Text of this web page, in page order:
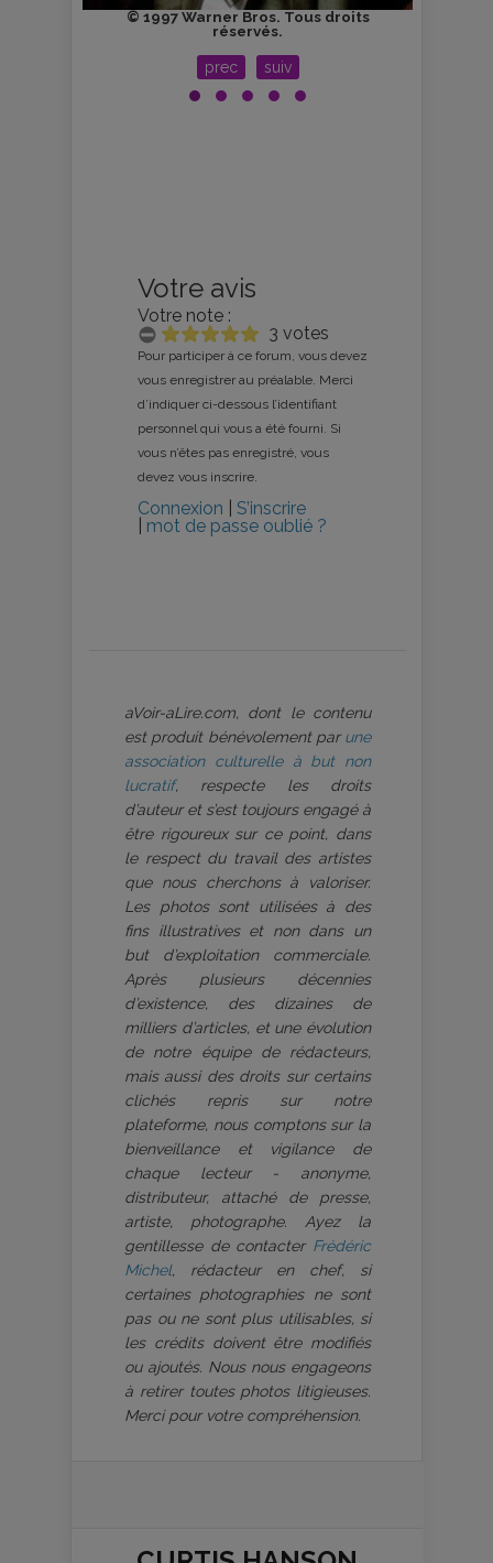
© 1997 Warner Bros. Tous droits
réservés.
prec suiv
Votre avis
Votre note :
3 votes
Pour participer à ce forum, vous devez
vous enregistrer au préalable. Merci
d’indiquer ci-dessous l’identifiant
personnel qui vous a été fourni. Si
vous n’êtes pas enregistré, vous
devez vous inscrire.
Connexion
S’inscrire
mot de passe oublié ?
aVoir-aLire.com, dont le contenu
est produit bénévolement par une
association culturelle à but non
lucratif, respecte les droits
d’auteur et s’est toujours engagé à
être rigoureux sur ce point, dans
le respect du travail des artistes
que nous cherchons à valoriser.
Les photos sont utilisées à des
fins illustratives et non dans un
but d’exploitation commerciale.
Après plusieurs décennies
d’existence, des dizaines de
milliers d’articles, et une évolution
de notre équipe de rédacteurs,
mais aussi des droits sur certains
clichés repris sur notre
plateforme, nous comptons sur la
bienveillance et vigilance de
chaque lecteur - anonyme,
distributeur, attaché de presse,
artiste, photographe. Ayez la
gentillesse de contacter Frédéric
Michel, rédacteur en chef, si
certaines photographies ne sont
pas ou ne sont plus utilisables, si
les crédits doivent être modifiés
ou ajoutés. Nous nous engageons
à retirer toutes photos litigieuses.
Merci pour votre compréhension.